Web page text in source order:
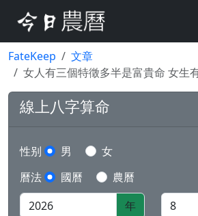
FateKeep
文章
女人有三個特徵多半是富貴命 女生
線上八字算命
性别 男
女
曆法
國曆
農曆
年